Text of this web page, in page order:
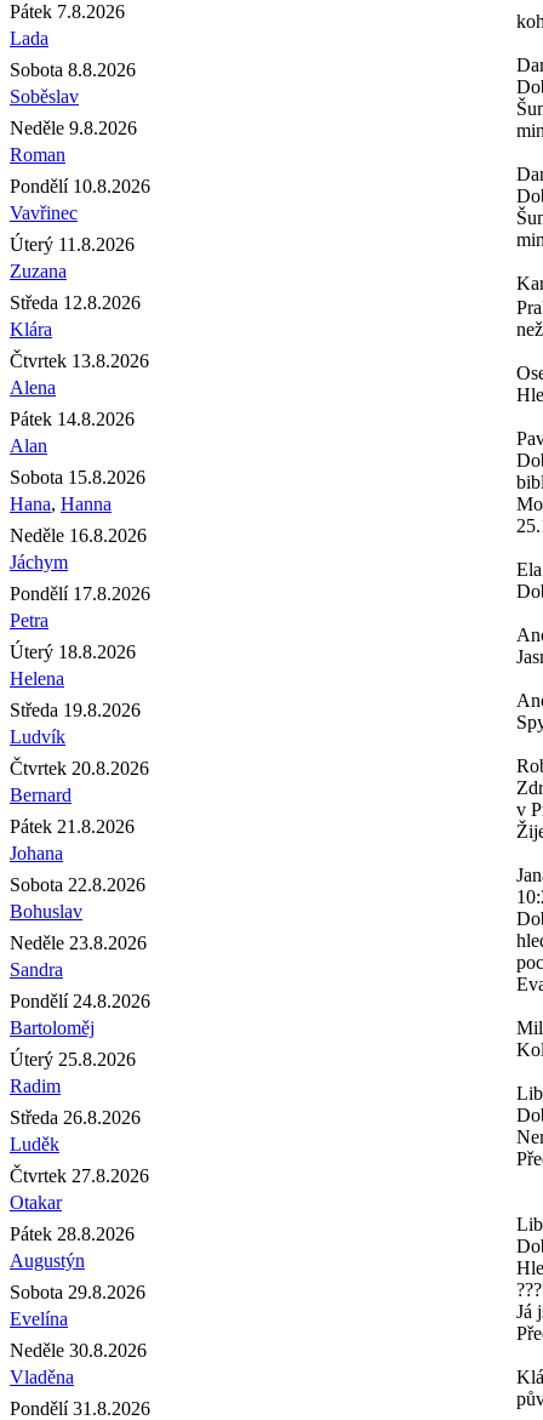
Pátek 7.8.2026
Lada
Sobota 8.8.2026
Soběslav
Neděle 9.8.2026
Roman
Pondělí 10.8.2026
Vavřinec
Úterý 11.8.2026
Zuzana
Středa 12.8.2026
Klára
Čtvrtek 13.8.2026
Alena
Pátek 14.8.2026
Alan
Sobota 15.8.2026
Hana, Hanna
Neděle 16.8.2026
Jáchym
Pondělí 17.8.2026
Petra
Úterý 18.8.2026
Helena
Středa 19.8.2026
Ludvík
Čtvrtek 20.8.2026
Bernard
Pátek 21.8.2026
Johana
Sobota 22.8.2026
Bohuslav
Neděle 23.8.2026
Sandra
Pondělí 24.8.2026
Bartoloměj
Úterý 25.8.2026
Radim
Středa 26.8.2026
Luděk
Čtvrtek 27.8.2026
Otakar
Pátek 28.8.2026
Augustýn
Sobota 29.8.2026
Evelína
Neděle 30.8.2026
Vladěna
Pondělí 31.8.2026
Ela
v
Já